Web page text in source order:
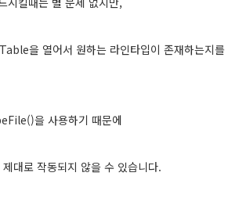
을 열어서 원하는 라인타입이 존재하는지를
을 사용하기 때문에
대로 작동되지 않을 수 있습니다.